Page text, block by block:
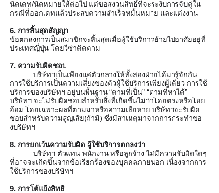
นัดเดท/นัดหมายให้ต่อไป แต่ขอสงวนสิทธิ์ที่จะระงับการจับคู่ใน
กรณีที่ออกเดทแล้วประสบความสำเร็จหมั้นหมาย และแต่งงาน
6. การสิ้นสุดสัญญา
ข้อตกลงการเป็นสมาชิกจะสิ้นสุดเมื่อผู้ใช้บริการย้ายไปอาศัยอยู่ที่
ประเทศญี่ปุ่น โดยวีซ่าติดตาม
7. ความรับผิดชอบ
บริษัทฯเป็นเพียงแค่ตัวกลางให้ทั้งสองฝ่ายได้มารู้จักกัน
การใช้บริการเป็นความเสี่ยงของตัวผู้ใช้บริการเพียงผู้เดียว การใช้
บริการของบริษัทฯ อยู่บนพื้นฐาน “ตามที่เป็น” “ตามที่หาได้”
บริษัทฯ จะไม่รับผิดชอบสำหรับสิ่งที่เกิดขึ้นไม่ว่าโดยตรงหรือโดย
อ้อม โดยเฉพาะผลที่ตามมาหรือความเสียหาย บริษัทฯจะรับผิด
ชอบสำหรับความสูญเสีย(ถ้ามี) ซึ่งมีสาเหตุมาจากการกระทำขอ
งบริษัทฯ
8. การยกเว้นความรับผิด ผู้ใช้บริการตกลงว่า
บริษัทฯ ตัวแทน พนักงาน หรือลูกจ้าง ไม่มีความรับผิดใดๆ
ที่อาจจะเกิดขึ้นจากข้อเรียกร้องของบุคคลภายนอก เนื่องจากการ
ใช้บริการของบริษัทฯ
9. การโต้แย้งสิทธิ